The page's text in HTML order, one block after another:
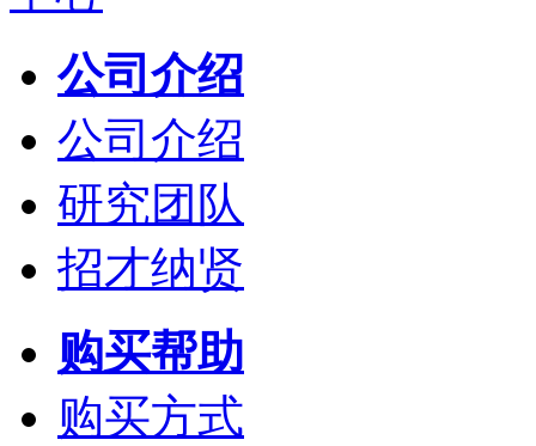
公司介绍
公司介绍
研究团队
招才纳贤
购买帮助
购买方式